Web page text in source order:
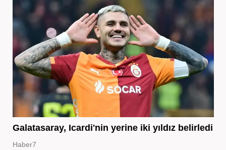
Galatasaray, Icardi'nin yerine iki yıldız belirledi
Haber7